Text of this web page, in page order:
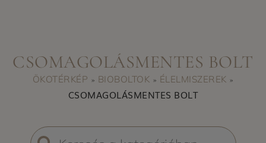
CSOMAGOLÁSMENTES BOLT
ÖKOTÉRKÉP » BIOBOLTOK » ÉLELMISZEREK »
CSOMAGOLÁSMENTES BOLT